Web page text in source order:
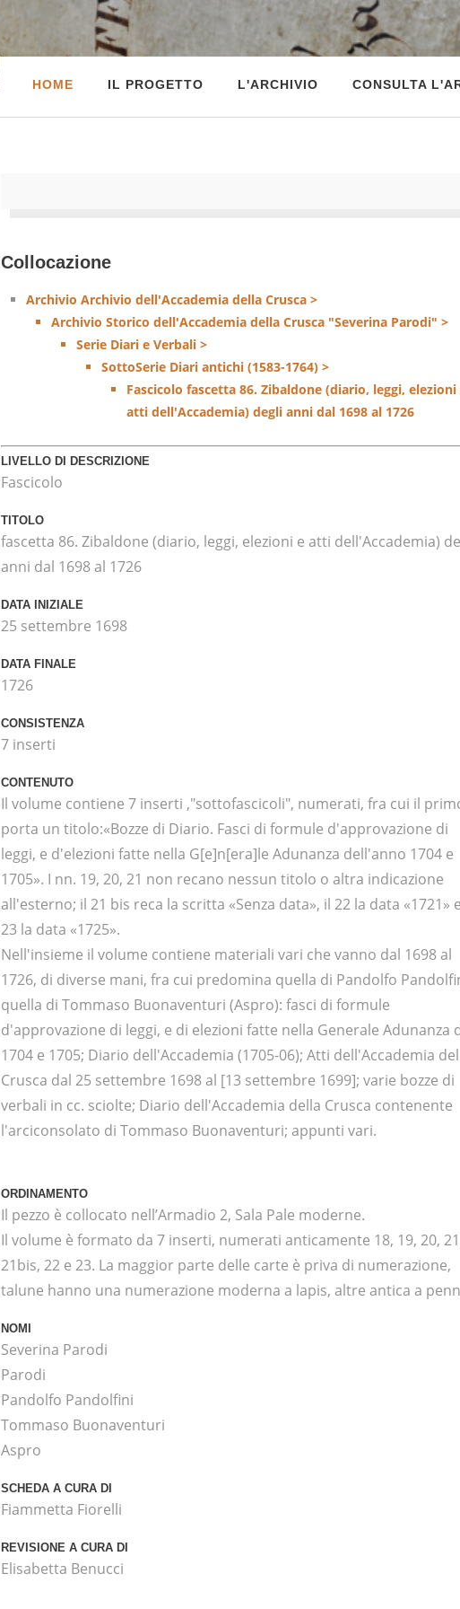
HOME IL PROGETTO L'ARCHIVIO CONSULTA
Collocazione
Archivio Archivio dell'Accademia della Crusca >
Archivio Storico dell'Accademia della Crusca "Severina Parodi" >
Serie Diari e Verbali >
SottoSerie Diari antichi (1583-1764) >
Fascicolo fascetta 86. Zibaldone (diario, leggi, elezioni
atti dell'Accademia) degli anni dal 1698 al 1726
LIVELLO DI DESCRIZIONE
Fascicolo
TITOLO
fascetta 86. Zibaldone (diario, leggi, elezioni e atti dell'Accademia)
anni dal 1698 al 1726
DATA INIZIALE
25 settembre 1698
DATA FINALE
1726
CONSISTENZA
7 inserti
CONTENUTO
Il volume contiene 7 inserti ,"sottofascicoli", numerati, fra cui il
porta un titolo:«Bozze di Diario. Fasci di formule d'approvazione di
leggi, e d'elezioni fatte nella G[e]n[era]le Adunanza dell'anno 1704 e
1705». I nn. 19, 20, 21 non recano nessun titolo o altra indicazione
all'esterno; il 21 bis reca la scritta «Senza data», il 22 la data «1721»
23 la data «1725».
Nell'insieme il volume contiene materiali vari che vanno dal 1698 al
1726, di diverse mani, fra cui predomina quella di Pandolfo
quella di Tommaso Buonaventuri (Aspro): fasci di formule
d'approvazione di leggi, e di elezioni fatte nella Generale Adunanza
1704 e 1705; Diario dell'Accademia (1705-06); Atti dell'Accademia
Crusca dal 25 settembre 1698 al [13 settembre 1699]; varie bozze di
verbali in cc. sciolte; Diario dell'Accademia della Crusca contenente
l'arciconsolato di Tommaso Buonaventuri; appunti vari.
ORDINAMENTO
Il pezzo è collocato nell’Armadio 2, Sala Pale moderne.
Il volume è formato da 7 inserti, numerati anticamente 18, 19, 20,
21bis, 22 e 23. La maggior parte delle carte è priva di numerazione,
talune hanno una numerazione moderna a lapis, altre antica a
NOMI
Severina Parodi
Parodi
Pandolfo Pandolfini
Tommaso Buonaventuri
Aspro
SCHEDA A CURA DI
Fiammetta Fiorelli
REVISIONE A CURA DI
Elisabetta Benucci